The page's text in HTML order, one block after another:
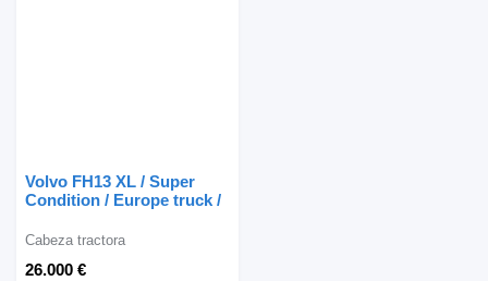
Volvo FH13 XL / Super
Condition / Europe truck /
26.000 €
Cabeza tractora